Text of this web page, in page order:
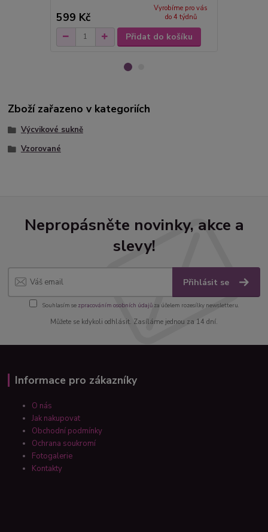
599 Kč
Vyrobíme pro vás
do 4 týdnů
Přidat do košíku
Zboží zařazeno v kategoriích
Výcvikové sukně
Vzorované
Nepropásněte novinky, akce a
slevy!
Přihlásit se
Souhlasím se zpracováním osobních údajůza účelem rozesílky newsletteru.
Můžete se kdykoli odhlásit. Zasíláme jednou za 14 dní.
Informace pro zákazníky
O nás
Jak nakupovat
Obchodní podmínky
Ochrana soukromí
Fotogalerie
Kontakty